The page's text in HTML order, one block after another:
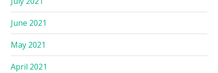
June 2021
May 2021
April 2021